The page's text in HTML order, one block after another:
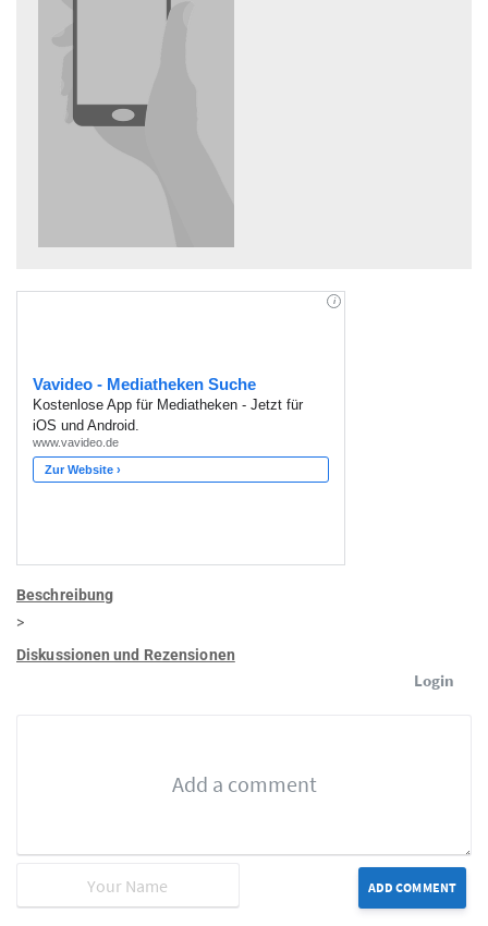
Beschreibung
>
Diskussionen und Rezensionen
Login
ADD COMMENT